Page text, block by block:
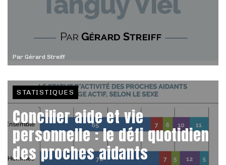
Par Gérard Streiff
STATISTIQUES
Concilier aide et vie
personnelle : le défi quotidien
des proches aidants